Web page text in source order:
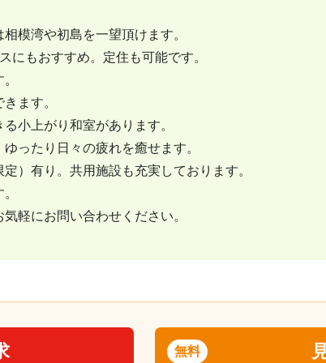
模湾や初島を一望頂けます。
にもおすすめ。定住も可能です。
ます。
小上がり和室があります。
ったり日々の疲れを癒せます。
）有り。共用施設も充実しております。
軽にお問い合わせください。
無料